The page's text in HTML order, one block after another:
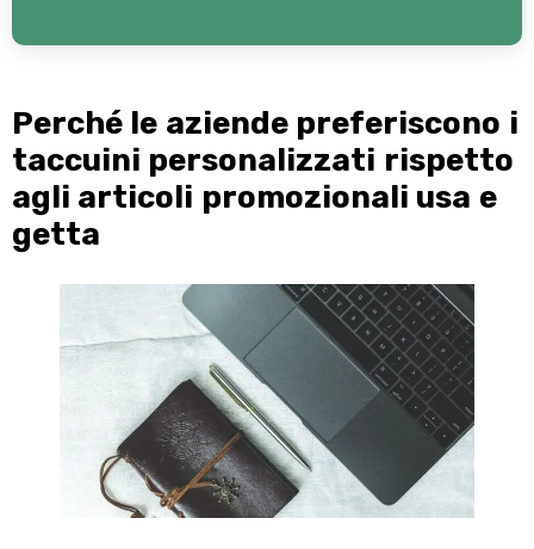
Perché le aziende preferiscono i
taccuini personalizzati rispetto
agli articoli promozionali usa e
getta